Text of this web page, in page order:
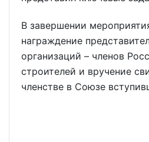
В завершении
награждение
организаций – членов
строителей и вручение
членстве в Союзе